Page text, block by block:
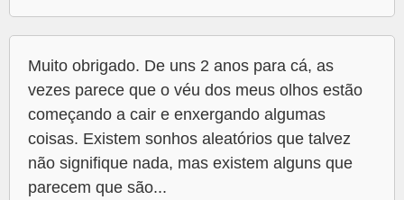
Muito obrigado. De uns 2 anos para cá, as
vezes parece que o véu dos meus olhos estão
começando a cair e enxergando algumas
coisas. Existem sonhos aleatórios que talvez
não signifique nada, mas existem alguns que
parecem que são...